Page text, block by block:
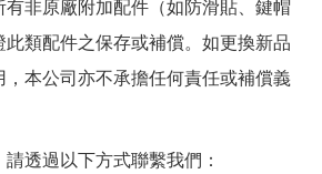
有非原廠附加配件（如防滑貼、鍵帽
類配件之保存或補償。如更換新品
，本公司亦不承擔任何責任或補償義
透過以下方式聯繫我們：